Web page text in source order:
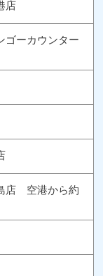
店
ゴーカウンター
店 空港から約